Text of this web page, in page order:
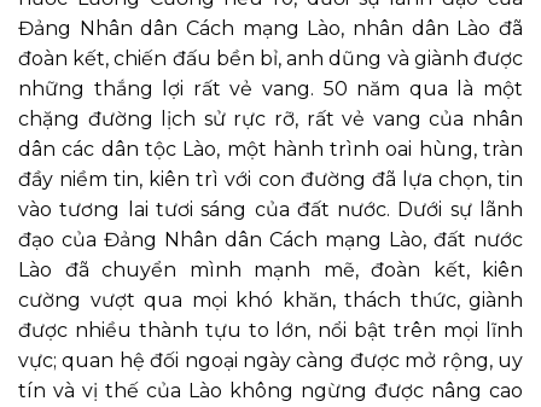
Đảng Nhân dân Cách mạng Lào, nhân dân Lào đã
đoàn kết, chiến đấu bền bỉ, anh dũng và giành được
những thắng lợi rất vẻ vang. 50 năm qua là một
chặng đường lịch sử rực rỡ, rất vẻ vang của nhân
dân các dân tộc Lào, một hành trình oai hùng, tràn
đầy niềm tin, kiên trì với con đường đã lựa chọn, tin
vào tương lai tươi sáng của đất nước. Dưới sự lãnh
đạo của Đảng Nhân dân Cách mạng Lào, đất nước
Lào đã chuyển mình mạnh mẽ, đoàn kết, kiên
cường vượt qua mọi khó khăn, thách thức, giành
được nhiều thành tựu to lớn, nổi bật trên mọi lĩnh
vực; quan hệ đối ngoại ngày càng được mở rộng, uy
tín và vị thế của Lào không ngừng được nâng cao